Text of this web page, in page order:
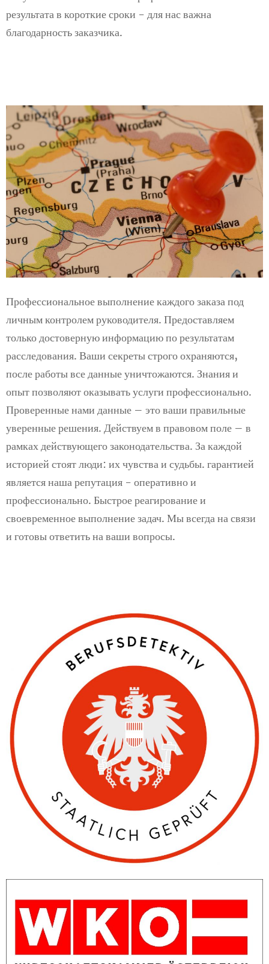
результата в короткие сроки - для нас важна
благодарность заказчика.
Профессиональное выполнение каждого заказа под
личным контролем руководителя. Предоставляем
только достоверную информацию по результатам
расследования. Ваши секреты строго охраняются,
после работы все данные уничтожаются. Знания и
опыт позволяют оказывать услуги профессионально.
Проверенные нами данные – это ваши правильные
уверенные решения. Действуем в правовом поле – в
рамках действующего законодательства. За каждой
историей стоят люди: их чувства и судьбы. гарантией
является наша репутация - оперативно и
профессионально. Быстрое реагирование и
своевременное выполнение задач. Мы всегда на связи
и готовы ответить на ваши вопросы.